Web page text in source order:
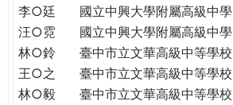
THE
WORLD
TOMORROW
PUTTING
YOU
李○廷
國立中興大學附屬高級中學
汪○霓
國立中興大學附屬高級中學
林○鈴
臺中市立文華高級中等學校
王○之
臺中市立文華高級中等學校
林○毅
臺中市立文華高級中等學校